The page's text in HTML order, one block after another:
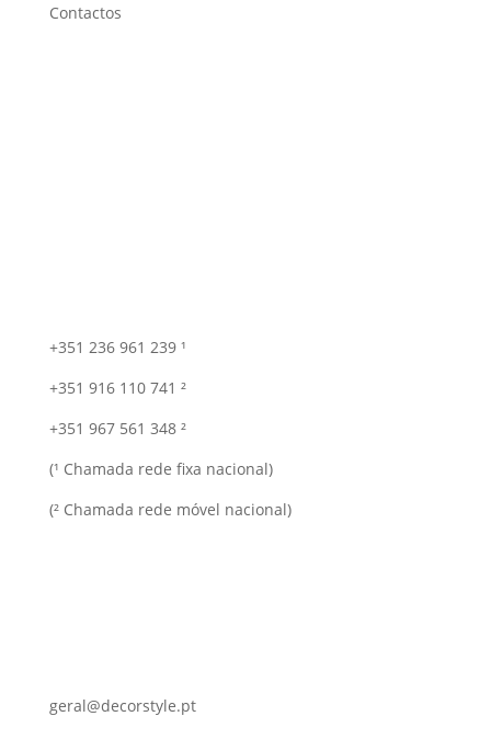
Contactos
+351 236 961 239 ¹
+351 916 110 741 ²
+351 967 561 348 ²
(¹ Chamada rede fixa nacional)
(² Chamada rede móvel nacional)
geral@decorstyle.pt